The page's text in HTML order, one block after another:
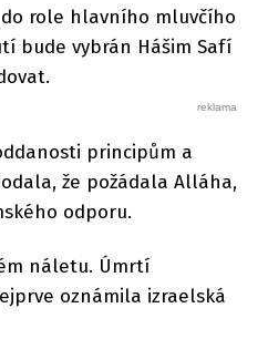
role hlavního mluvčího
bude vybrán Hášim Safí
principům a
že požádala Alláha,
odporu.
náletu. Úmrtí
oznámila izraelská